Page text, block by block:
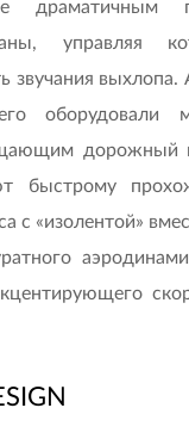
драматичным
управляя
звучания выхлопа.
оборудовали
дорожный
быстрому
с «изолентой»